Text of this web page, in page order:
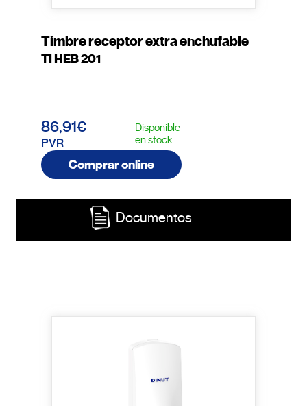
Timbre receptor extra enchufable
TI HEB 201
86,91€
PVR
Disponible
en stock
Comprar online
Documentos